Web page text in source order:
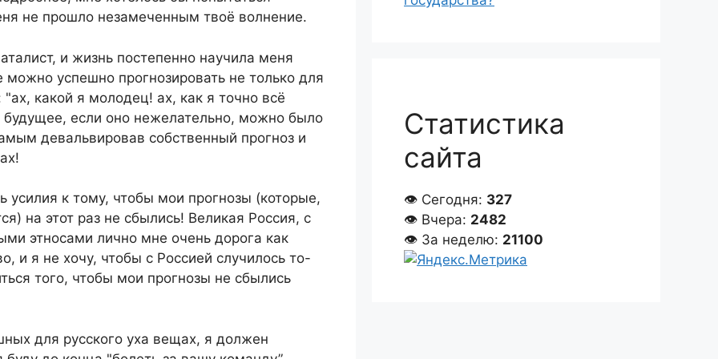
не прошло незамеченным твоё волнение.
и жизнь постепенно научила меня
успешно прогнозировать не только для
какой я молодец! ах, как я точно всё
будущее, если оно нежелательно, можно было
девальвировав собственный прогноз и
к тому, чтобы мои прогнозы (которые,
на этот раз не сбылись! Великая Россия, с
этносами лично мне очень дорога как
и я не хочу, чтобы с Россией случилось то-
того, чтобы мои прогнозы не сбылись
для русского уха вещах, я должен
Статистика
сайта
👁 Сегодня: 327
👁 Вчера: 2482
👁 За неделю: 21100